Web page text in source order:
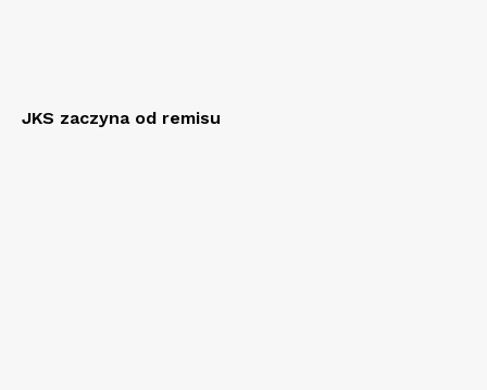
JKS zaczyna od remisu